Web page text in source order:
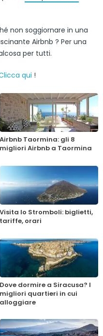
non soggiornare in una
Airbnb ? Per una
per tutti.
qui !
Airbnb Taormina: gli 8
migliori Airbnb a Taormina
Visita lo Stromboli: biglietti,
tariffe, orari
Dove dormire a Siracusa? I
migliori quartieri in cui
alloggiare